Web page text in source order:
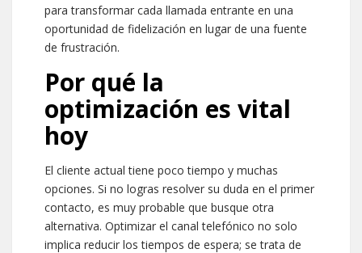
para transformar cada llamada entrante en una
oportunidad de fidelización en lugar de una fuente
de frustración.
Por qué la
optimización es vital
hoy
El cliente actual tiene poco tiempo y muchas
opciones. Si no logras resolver su duda en el primer
contacto, es muy probable que busque otra
alternativa. Optimizar el canal telefónico no solo
implica reducir los tiempos de espera; se trata de